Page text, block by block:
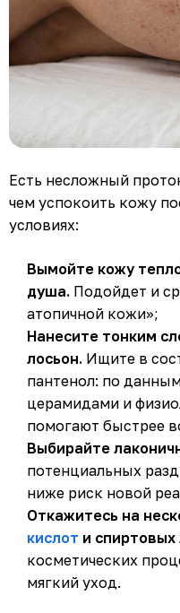
Есть несложный
чем успокоить кожу
условиях:
Вымойте кожу
душа. Подойдет и
атопичной кожи»;
Нанесите тонким
лосьон. Ищите в
пантенол: по
церамидами и
помогают быстрее
Выбирайте
потенциальных
ниже риск новой
Откажитесь на
кислот и спиртовых
косметических
мягкий уход.